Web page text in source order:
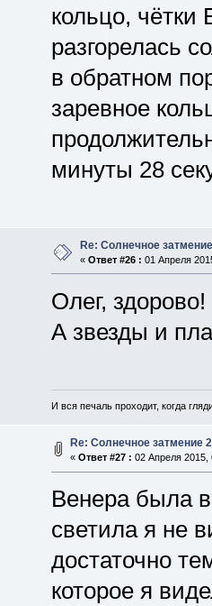
кольцо, чётки
разгорелась
в обратном
заревное
минуты 28
Re: Солнечное
« Ответ #26 : 01 Апреля
Олег,
А звезды и
И вся печаль проходит, когда
Re: Солнечное затмение
« Ответ #27 : 02 Апреля 2015,
Венера была
светила я не
достаточно
которое я